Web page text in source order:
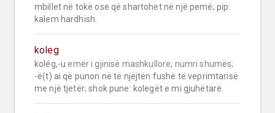
mbillet në tokë ose që shartohet në një pemë; pip:
kalem hardhish.
koleg
kolég,-u emër i gjinisë mashkullore; numri shumës;
-ë(t) ai që punon në të njëjtën fushë të veprimtarisë
me një tjetër; shok pune: kolegët e mi gjuhëtarë.